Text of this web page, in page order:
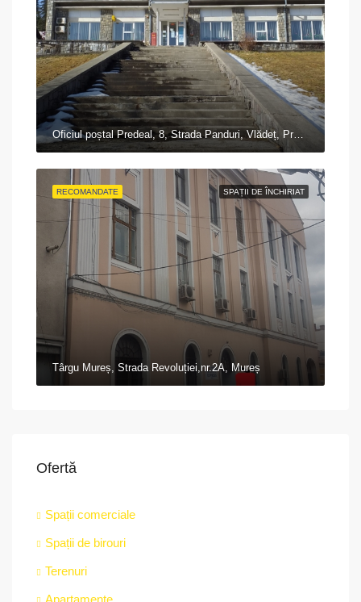
Oficiul poștal Predeal, 8, Strada Panduri, Vlădeț, Predeal, Zona Metropolitană Brașov, Brașov, 505300, Romania
SPAȚII DE ÎNCHIRIAT
RECOMANDATE
Târgu Mureș, Strada Revoluției,nr.2A, Mureș
Ofertă
Spații comerciale
Spații de birouri
Terenuri
Apartamente